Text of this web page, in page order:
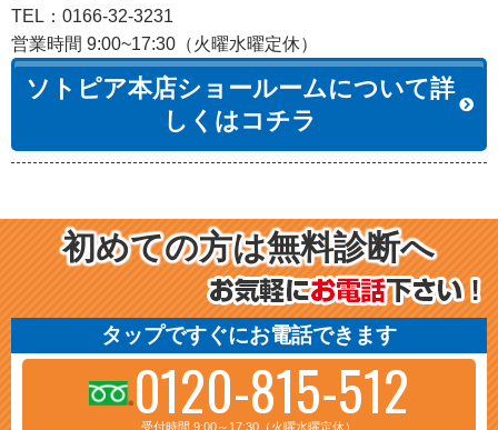
TEL：0166-32-3231
営業時間 9:00~17:30（火曜水曜定休）
ソトピア本店ショールームについて詳
しくはコチラ
初めての方は無料診断へ
タップですぐにお電話できます
0120-815-512
受付時間 9:00～17:30（火曜水曜定休）